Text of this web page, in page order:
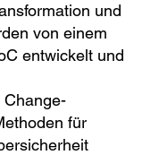
und
von einem
entwickelt und
Change-
für